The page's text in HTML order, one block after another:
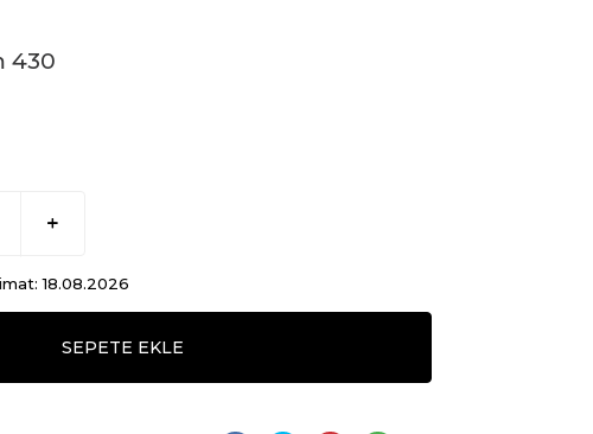
430
18.08.2026
SEPETE EKLE